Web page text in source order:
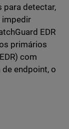
para detectar,
impedir
EDR
primários
com
endpoint, o